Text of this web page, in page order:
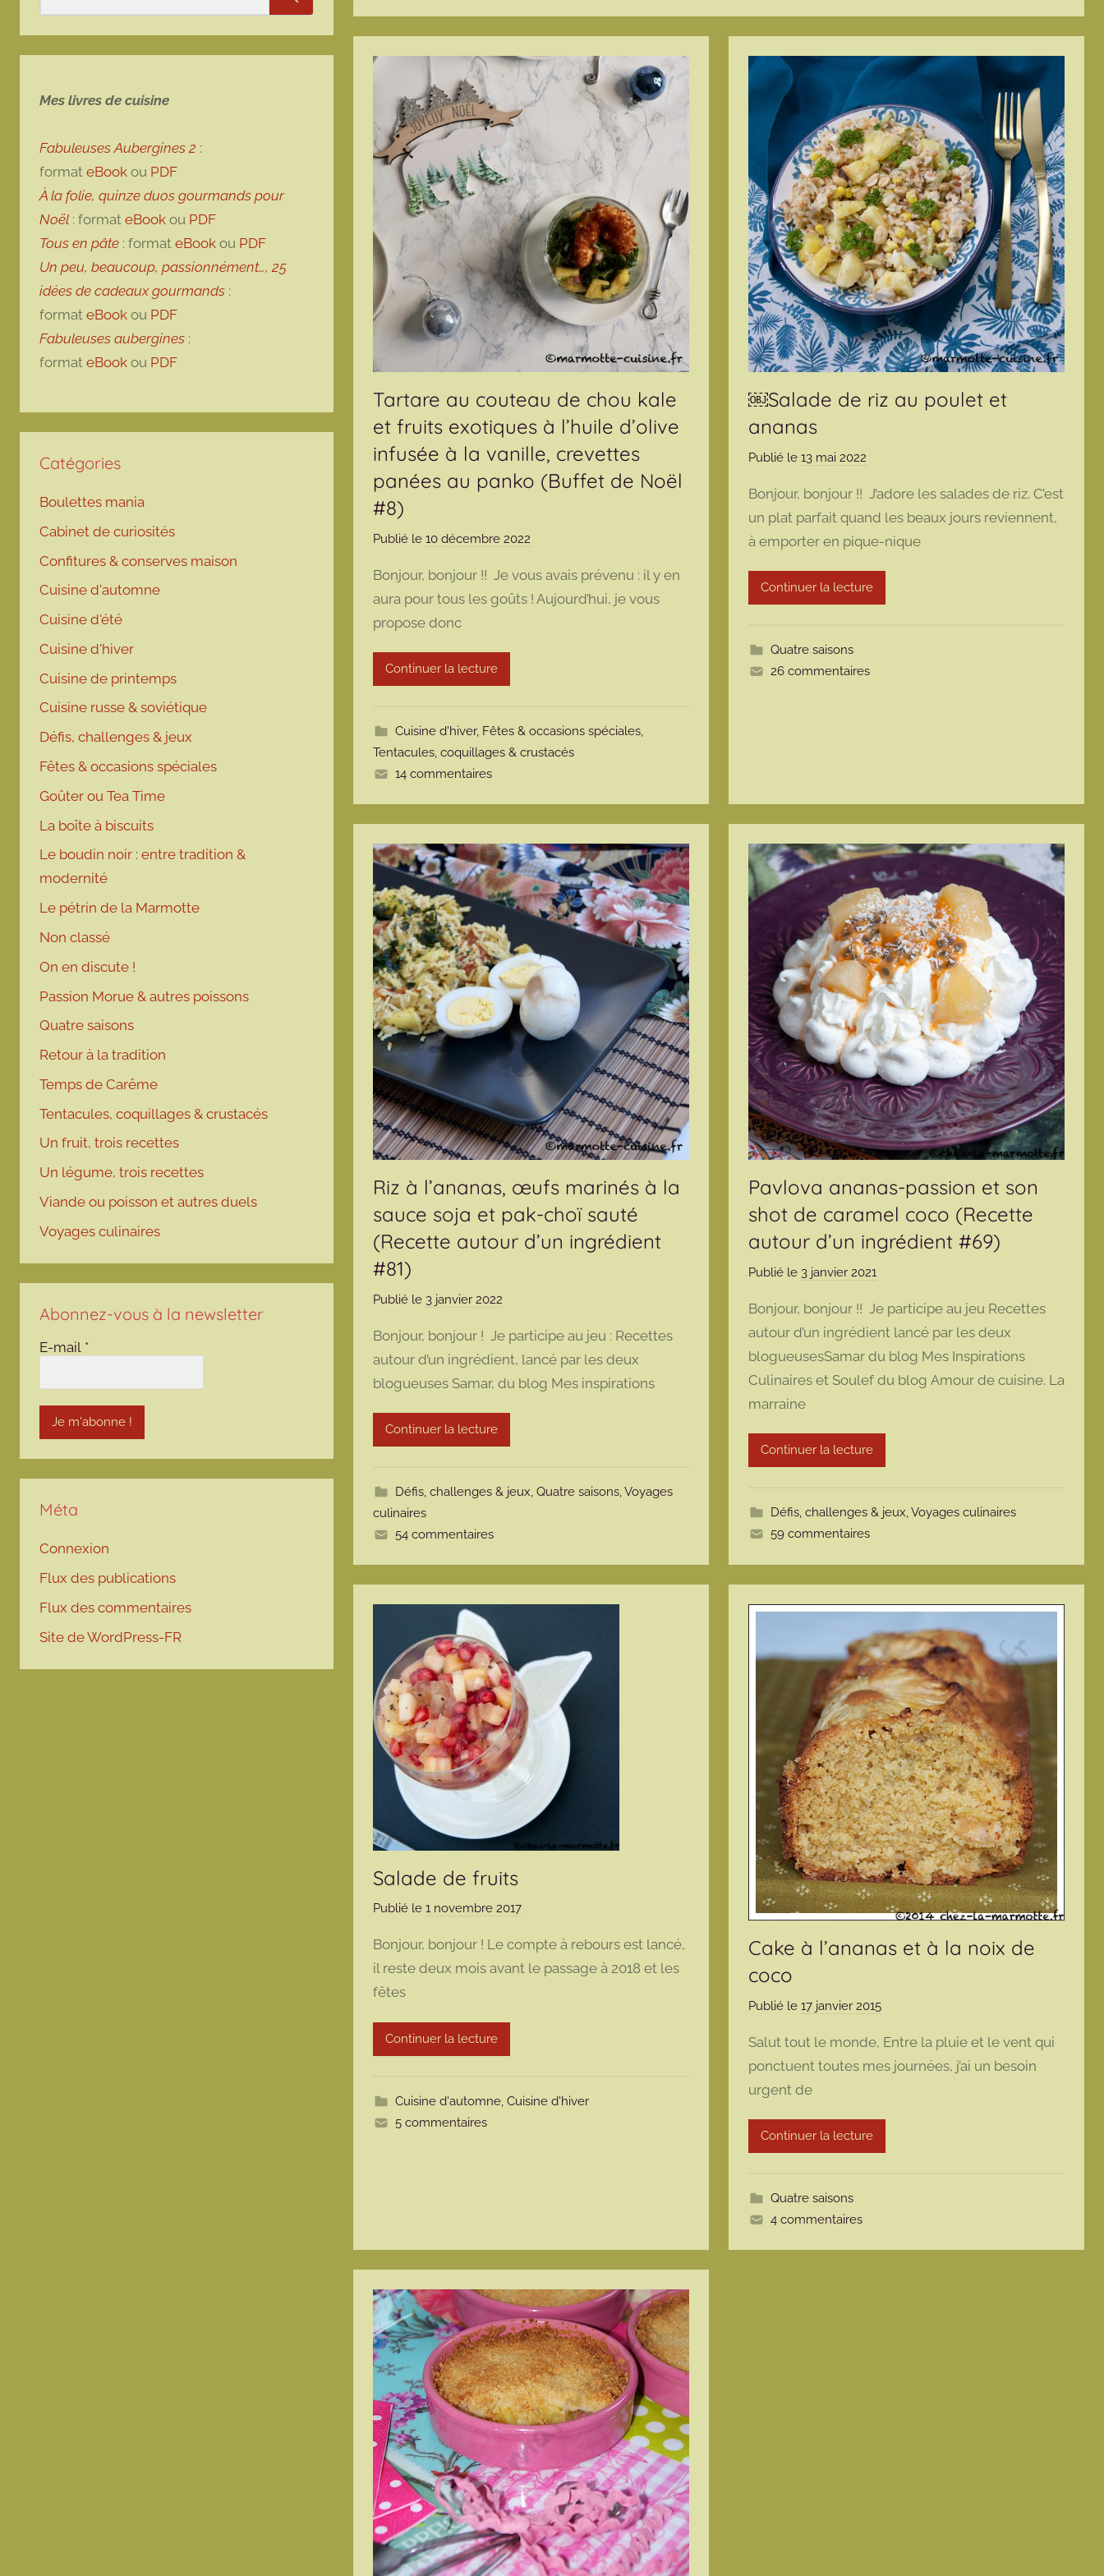
Tartare au couteau de chou kale
et fruits exotiques à l’huile d’olive
infusée à la vanille, crevettes
panées au panko (Buffet de Noël
#8)
Publié le 10 décembre 2022
r
m
t
e
Bonjour, bonjour !! Je vous avais prévenu : il y en
aura pour tous les goûts ! Aujourd’hui, je vous
propose donc
Continuer la lecture
Cuisine d'hiver, Fêtes & occasions spéciales,
Tentacules, coquillages & crustacés
14 commentaires
￼Salade de riz au poulet et
ananas
Publié le 13 mai 2022
r
m
a
m
o
e
Bonjour, bonjour !! J’adore les salades de riz. C’est
un plat parfait quand les beaux jours reviennent,
à emporter en pique-nique
Continuer la lecture
Quatre saisons
26 commentaires
Riz à l’ananas, œufs marinés à la
sauce soja et pak-choï sauté
(Recette autour d’un ingrédient
#81)
Publié le 3 janvier 2022
r
m
a
o
t
Bonjour, bonjour ! Je participe au jeu : Recettes
autour d’un ingrédient, lancé par les deux
blogueuses Samar, du blog Mes inspirations
Continuer la lecture
Défis, challenges & jeux,Quatre saisons,Voyages
culinaires
54 commentaires
Pavlova ananas-passion et son
shot de caramel coco (Recette
autour d’un ingrédient #69)
Publié le 3 janvier 2021p
r
m
a
r
t
Bonjour, bonjour !! Je participe au jeu Recettes
autour d’un ingrédient lancé par les deux
blogueusesSamar du blog Mes Inspirations
Culinaires et Soulef du blog Amour de cuisine. La
marraine
Continuer la lecture
Défis, challenges & jeux,Voyages culinaires
59 commentaires
Salade de fruits
Publié le 1 novembre 2017p
r
m
t
Bonjour, bonjour ! Le compte à rebours est lancé,
il reste deux mois avant le passage à 2018 et les
fêtes
Continuer la lecture
Cuisine d'automne,Cuisine d'hiver
5 commentaires
Cake à l’ananas et à la noix de
coco
Publié le 17 janvier 2015p
r
m
o
Salut tout le monde, Entre la pluie et le vent qui
ponctuent toutes mes journées, j’ai un besoin
urgent de
Continuer la lecture
Quatre saisons
4 commentaires
Rechercher
Mes livres de cuisine
Fabuleuses Aubergines 2 :
format eBook ou PDF
À la folie, quinze duos gourmands pour
Noël : format eBook ou PDF
Tous en pâte : format eBook ou PDF
Un peu, beaucoup, passionnément…, 25
idées de cadeaux gourmands :
format eBook ou PDF
Fabuleuses aubergines :
format eBook ou PDF
Catégories
Boulettes mania
Cabinet de curiosités
Confitures & conserves maison
Cuisine d'automne
Cuisine d'été
Cuisine d'hiver
Cuisine de printemps
Cuisine russe & soviétique
Défis, challenges & jeux
Fêtes & occasions spéciales
Goûter ou Tea Time
La boîte à biscuits
Le boudin noir : entre tradition &
modernité
Le pétrin de la Marmotte
Non classé
On en discute !
Passion Morue & autres poissons
Quatre saisons
Retour à la tradition
Temps de Carême
Tentacules, coquillages & crustacés
Un fruit, trois recettes
Un légume, trois recettes
Viande ou poisson et autres duels
Voyages culinaires
Abonnez-vous à la newsletter
E-mail *
Méta
Connexion
Flux des publications
Flux des commentaires
Site de WordPress-FR